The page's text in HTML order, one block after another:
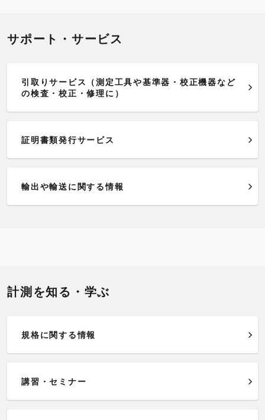
サポート・サービス
引取りサービス（測定工具や基準器・校正機器など
の検査・校正・修理に）
証明書類発行サービス
輸出や輸送に関する情報
計測を知る・学ぶ
規格に関する情報
講習・セミナー